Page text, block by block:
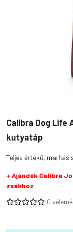
Calibra Dog Life
kutyatáp
Teljes értékű, marhás
+ Ajándék Calibra
zsákhoz
0